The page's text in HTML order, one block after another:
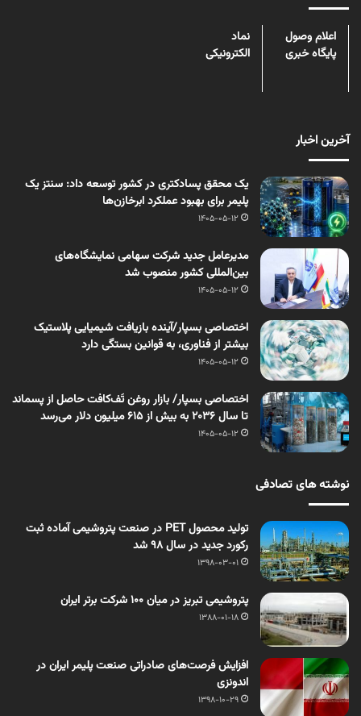
اعلام وصول
پایگاه خبری
نماد
الکترونیکی
آخرین اخبار
یک محقق پسادکتری در کشور توسعه داد: سنتز یک
پلیمر برای بهبود عملکرد ابرخازن‌ها
1405-05-12
مدیرعامل جدید شرکت سهامی نمایشگاه‌های
بین‌المللی کشور منصوب شد
1405-05-12
اختصاصی بسپار/آینده بازیافت شیمیایی پلاستیک
بیشتر از فناوری، به قوانین بستگی دارد
1405-05-12
اختصاصی بسپار/ بازار روغن تَف‌کافت حاصل از پسماند
تا سال ۲۰۳۶ به بیش از ۶۱۵ میلیون دلار می‌رسد
1405-05-12
نوشته های تصادفی
تولید محصول PET در صنعت پتروشیمی آماده ثبت
رکورد جدید در سال ۹۸ شد
1398-03-01
پتروشیمی تبریز در میان 100 شرکت برتر ایران
1388-01-18
افزایش فرصت‌های صادراتی صنعت پلیمر ایران در
اندونزی
1398-10-29